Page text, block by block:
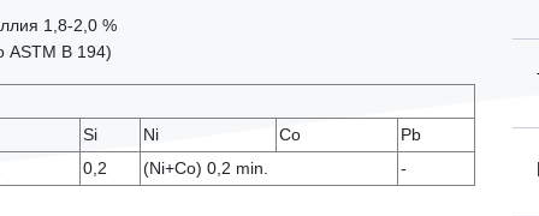
1,8-2,0 %
ASTM B 194)
Si Ni Co
Pb
0,2 (Ni+Co) 0,2 min. -